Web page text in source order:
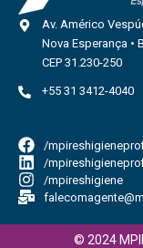
Av. Américo
Nova Esperança •
CEP 31.230-250
+55 31 3412-4040
/
/
/mpireshigiene
© 2024